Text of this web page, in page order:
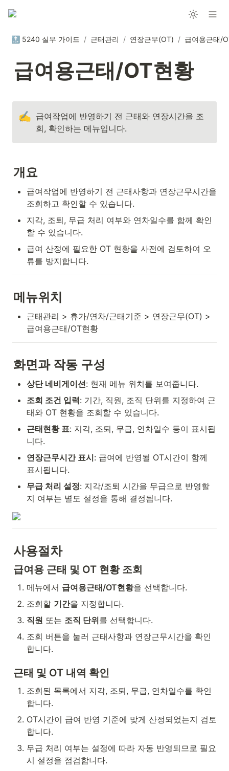
🔝 5240 실무 가이드 / 근태관리 / 연장근무(OT) / 급여용근태/
급여용근태/OT현황
✍️ 급여작업에 반영하기 전 근태와 연장시간을 조
회, 확인하는 메뉴입니다.
개요
급여작업에 반영하기 전 근태사항과 연장근무시간을
조회하고 확인할 수 있습니다.
지각, 조퇴, 무급 처리 여부와 연차일수를 함께 확인
할 수 있습니다.
급여 산정에 필요한 OT 현황을 사전에 검토하여 오
류를 방지합니다.
메뉴위치
근태관리 > 휴가/연차/근태기준 > 연장근무(OT) >
급여용근태/OT현황
화면과 작동 구성
상단 네비게이션: 현재 메뉴 위치를 보여줍니다.
조회 조건 입력: 기간, 직원, 조직 단위를 지정하여 근
태와 OT 현황을 조회할 수 있습니다.
근태현황 표: 지각, 조퇴, 무급, 연차일수 등이 표시됩
니다.
연장근무시간 표시: 급여에 반영될 OT시간이 함께
표시됩니다.
무급 처리 설정: 지각/조퇴 시간을 무급으로 반영할
지 여부는 별도 설정을 통해 결정됩니다.
사용절차
급여용 근태 및 OT 현황 조회
메뉴에서 급여용근태/OT현황을 선택합니다.
조회할 기간을 지정합니다.
직원 또는 조직 단위를 선택합니다.
조회 버튼을 눌러 근태사항과 연장근무시간을 확인
합니다.
근태 및 OT 내역 확인
조회된 목록에서 지각, 조퇴, 무급, 연차일수를 확인
합니다.
OT시간이 급여 반영 기준에 맞게 산정되었는지 검토
합니다.
무급 처리 여부는 설정에 따라 자동 반영되므로 필요
시 설정을 점검합니다.